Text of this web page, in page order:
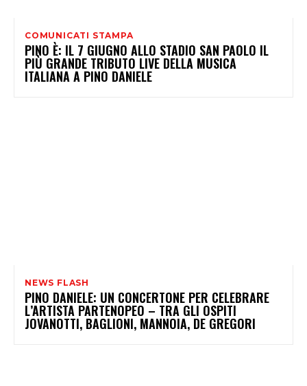
COMUNICATI STAMPA
PINO È: IL 7 GIUGNO ALLO STADIO SAN PAOLO IL
PIÙ GRANDE TRIBUTO LIVE DELLA MUSICA
ITALIANA A PINO DANIELE
NEWS FLASH
PINO DANIELE: UN CONCERTONE PER CELEBRARE
L’ARTISTA PARTENOPEO – TRA GLI OSPITI
JOVANOTTI, BAGLIONI, MANNOIA, DE GREGORI